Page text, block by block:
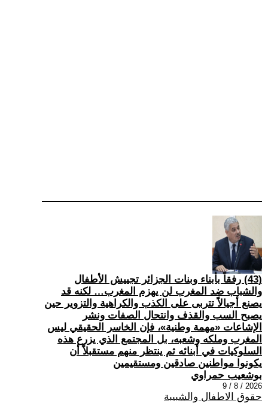
(43) رفقاً بأبناء وبنات الجزائر تجييش الأطفال
والشباب ضد المغرب لن يهزم المغرب… لكنه قد
يصنع أجيالاً تتربى على الكذب والكراهية والتزوير حين
يصبح السب والقذف وانتحال الصفات ونشر
الإشاعات «مهمة وطنية»، فإن الخاسر الحقيقي ليس
المغرب وملكه وشعبه، بل المجتمع الذي يزرع هذه
السلوكيات في أبنائه ثم ينتظر منهم مستقبلاً أن
يكونوا مواطنين صادقين ومستقيمين
بوشعيب حمراوي
2026 / 8 / 9
حقوق الاطفال والشبيبة